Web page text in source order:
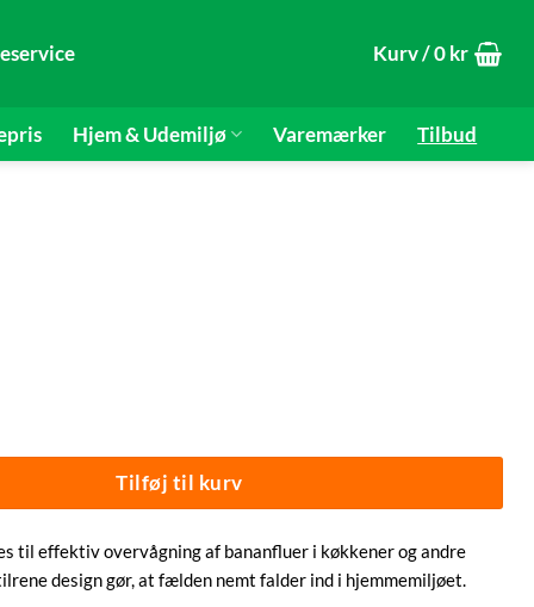
Kurv /0 kr
Hjem & Udemiljø Varemærker Tilbud
Tilføj til kurv
til effektiv overvågning af bananfluer i køkkener og andre
design gør, at fælden nemt falder ind i hjemmemiljøet.